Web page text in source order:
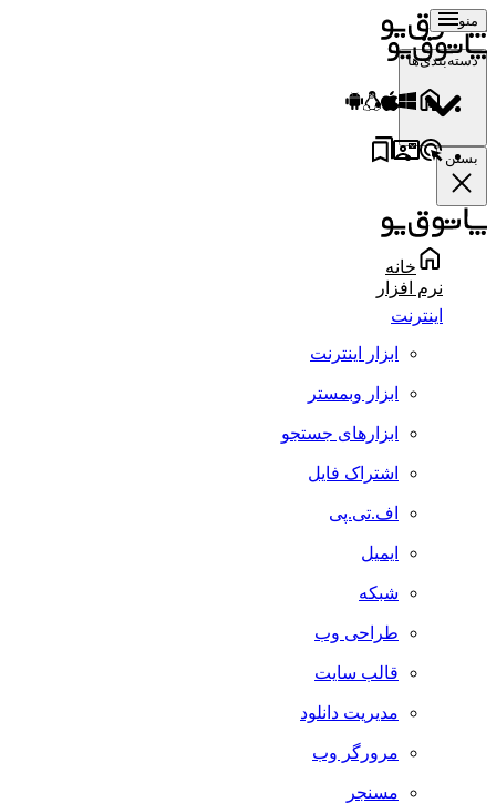
منو
دسته‌بندی‌ها
بستن
خانه
نرم افزار
اینترنت
ابزار اینترنت
ابزار وبمستر
ابزارهای جستجو
اشتراک فایل
اف.تی.پی
ایمیل
شبکه
طراحی وب
قالب سایت
مدیریت دانلود
مرورگر وب
مسنجر